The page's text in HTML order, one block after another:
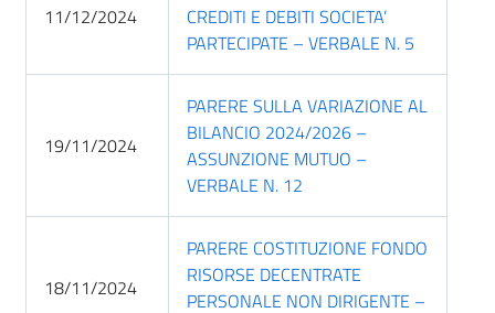
11/12/2024
CREDITI E DEBITI SOCIETA’
PARTECIPATE – VERBALE N. 5
19/11/2024
PARERE SULLA VARIAZIONE AL
BILANCIO 2024/2026 –
ASSUNZIONE MUTUO –
VERBALE N. 12
18/11/2024
PARERE COSTITUZIONE FONDO
RISORSE DECENTRATE
PERSONALE NON DIRIGENTE –